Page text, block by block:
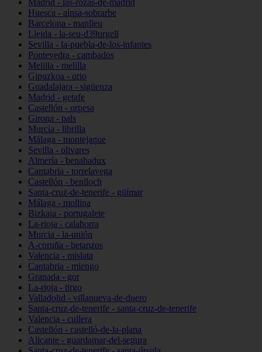
Madrid - las-rozas-de-madrid
Huesca - aínsa-sobrarbe
Barcelona - manlleu
Lleida - la-seu-d39urgell
Sevilla - la-puebla-de-los-infantes
Pontevedra - cambados
Melilla - melilla
Gipuzkoa - orio
Guadalajara - sigüenza
Madrid - getafe
Castellón - orpesa
Girona - pals
Murcia - librilla
Málaga - montejaque
Sevilla - olivares
Almería - benahadux
Cantabria - torrelavega
Castellón - benlloch
Santa-cruz-de-tenerife - güímar
Málaga - mollina
Bizkaia - portugalete
La-rioja - calahorra
Murcia - la-unión
A-coruña - betanzos
Valencia - mislata
Cantabria - miengo
Granada - gor
La-rioja - tirgo
Valladolid - villanueva-de-duero
Santa-cruz-de-tenerife - santa-cruz-de-tenerife
Valencia - cullera
Castellón - castelló-de-la-plana
Alicante - guardamar-del-segura